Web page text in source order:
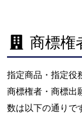
商標権
指定商品・指定役
商標権者・商標出
数は以下の通りで